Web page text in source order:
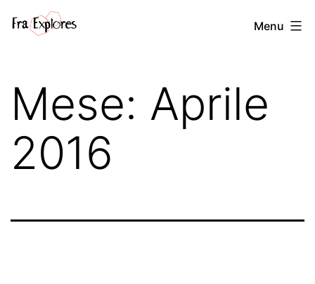
Fra
Menu
Mese: Aprile
2016